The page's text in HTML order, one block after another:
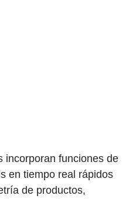
incorporan funciones de
en tiempo real rápidos
de productos,